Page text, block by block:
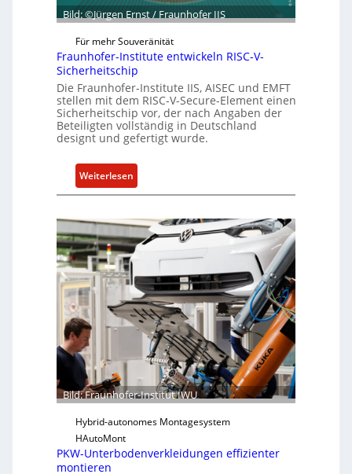
i
e
n
c
e
A
c
t
ä
t
s
e
i
n
h
i
t
f
r
S
o
f
t
w
a
e
u
n
K
Bild: ©Jürgen Ernst / Fraunhofer IIS
Für mehr Souveränität
Fraunhofer-Institute entwickeln RISC-V-
Sicherheitschip
Die Fraunhofer-Institute IIS, AISEC und EMFT
stellen mit dem RISC-V-Secure-Element einen
Sicherheitschip vor, der nach Angaben der
Beteiligten vollständig in Deutschland
designt und gefertigt wurde.
Weiterlesen:
F
a
u
n
h
o
f
e
n
s
t
t
Bild: Fraunhofer-Institut IWU
Hybrid-autonomes Montagesystem
HAutoMont
PKW-Unterbodenverkleidungen effizienter
montieren